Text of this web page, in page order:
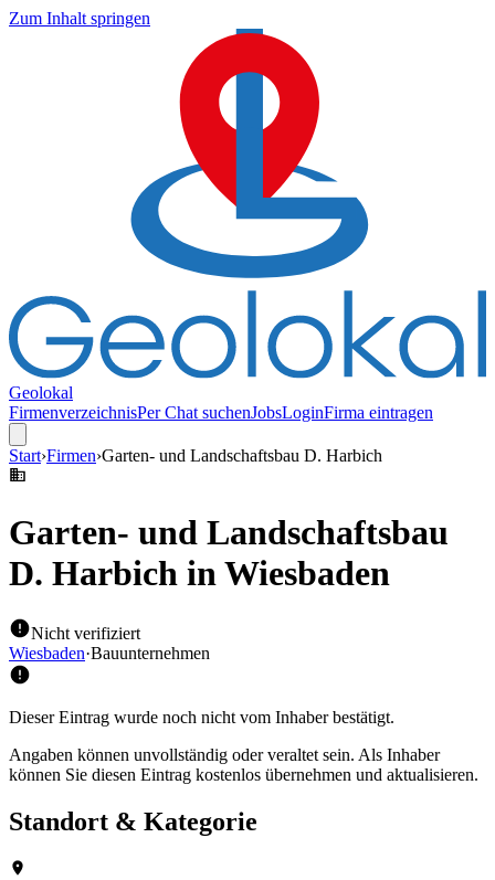
Zum Inhalt springen
Geolokal
FirmenverzeichnisPer Chat suchenJobsLoginFirma eintragen
Start›Firmen›Garten- und Landschaftsbau D. Harbich
Garten- und Landschaftsbau
D. Harbich in Wiesbaden
Nicht verifiziert
Wiesbaden·Bauunternehmen
Dieser Eintrag wurde noch nicht vom Inhaber bestätigt.
Angaben können unvollständig oder veraltet sein. Als Inhaber
können Sie diesen Eintrag kostenlos übernehmen und aktualisieren.
Standort & Kategorie